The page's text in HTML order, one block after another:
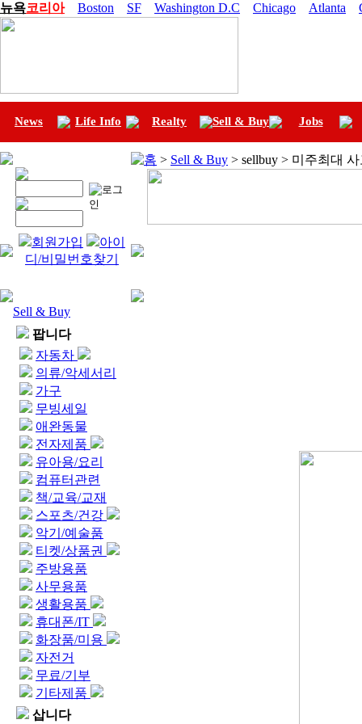
뉴욕코리아 Boston SF Washington D.C Chicago Atlanta
News Life Info Realty Sell & Buy Jobs
회원가입
아이
디/비밀번호찾기
Sell & Buy
팝니다
자동차
의류/악세서리
가구
무빙세일
애완동물
전자제품
유아용/요리
컴퓨터관련
책/교육/교재
스포츠/건강
악기/예술품
티켓/상품권
주방용품
사무용품
생활용품
휴대폰/IT
화장품/미용
자전거
무료/기부
기타제품
삽니다
홈 > Sell & Buy > sellbuy > 미주최대